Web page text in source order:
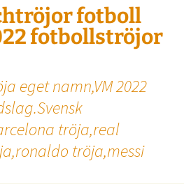
fotboll
fotbollströjor
eget namn,VM 2022
tröja,real
tröja,messi